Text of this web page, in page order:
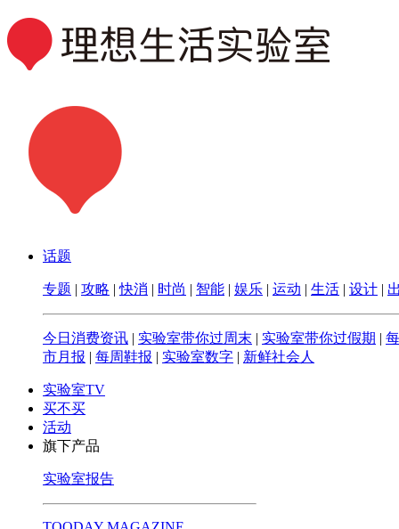
话题
专题 | 攻略 | 快消 | 时尚 | 智能 | 娱乐 | 运动 | 生活 | 设计 |
今日消费资讯 | 实验室带你过周末 | 实验室带你过假期 |
市月报 | 每周鞋报 | 实验室数字 | 新鲜社会人
实验室TV
买不买
活动
旗下产品
实验室报告